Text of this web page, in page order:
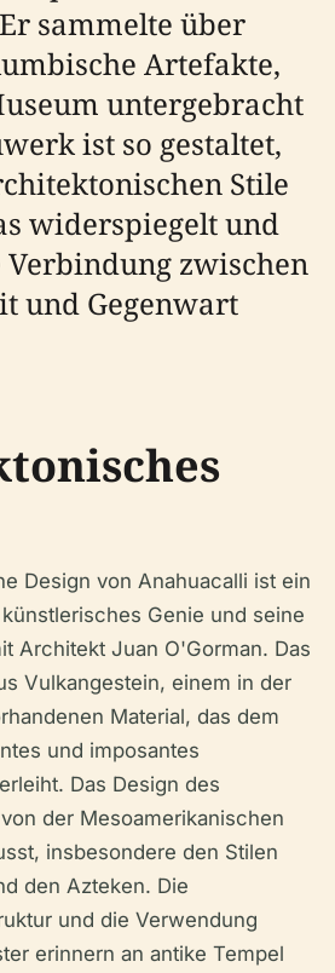
sammelte über
Artefakte,
untergebracht
ist so gestaltet,
Stile
widerspiegelt und
Verbindung zwischen
und Gegenwart
Design von Anahuacalli ist ein
Genie und seine
Architekt Juan O'Gorman. Das
Vulkangestein, einem in der
Material, das dem
und imposantes
Das Design des
der Mesoamerikanischen
insbesondere den Stilen
den Azteken. Die
und die Verwendung
erinnern an antike Tempel